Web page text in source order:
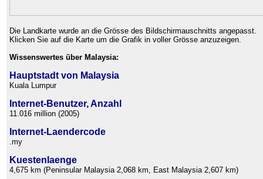
Die Landkarte wurde an die Grösse des Bildschirmauschnitts angepasst.
Klicken Sie auf die Karte um die Grafik in voller Grösse anzuzeigen.
Wissenswertes über Malaysia:
Hauptstadt von Malaysia
Kuala Lumpur
Internet-Benutzer, Anzahl
11.016 million (2005)
Internet-Laendercode
.my
Kuestenlaenge
4,675 km (Peninsular Malaysia 2,068 km, East Malaysia 2,607 km)